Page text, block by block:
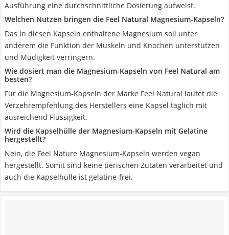
Ausführung eine durchschnittliche Dosierung aufweist.
Welchen Nutzen bringen die Feel Natural Magnesium-Kapseln?
Das in diesen Kapseln enthaltene Magnesium soll unter
anderem die Funktion der Muskeln und Knochen unterstützen
und Müdigkeit verringern.
Wie dosiert man die Magnesium-Kapseln von Feel Natural am
besten?
Für die Magnesium-Kapseln der Marke Feel Natural lautet die
Verzehrempfehlung des Herstellers eine Kapsel täglich mit
ausreichend Flüssigkeit.
Wird die Kapselhülle der Magnesium-Kapseln mit Gelatine
hergestellt?
Nein, die Feel Nature Magnesium-Kapseln werden vegan
hergestellt. Somit sind keine tierischen Zutaten verarbeitet und
auch die Kapselhülle ist gelatine-frei.